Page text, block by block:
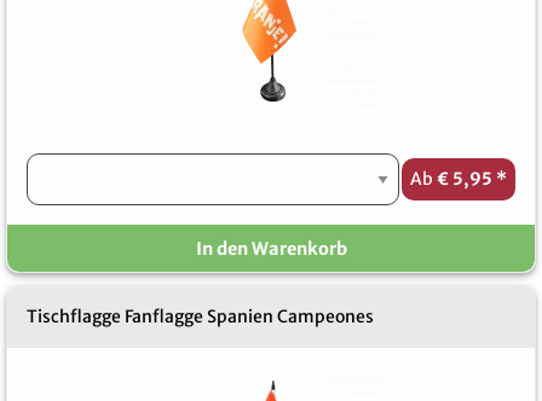
Ab € 5,95 *
In den Warenkorb
Tischflagge Fanflagge Spanien Campeones